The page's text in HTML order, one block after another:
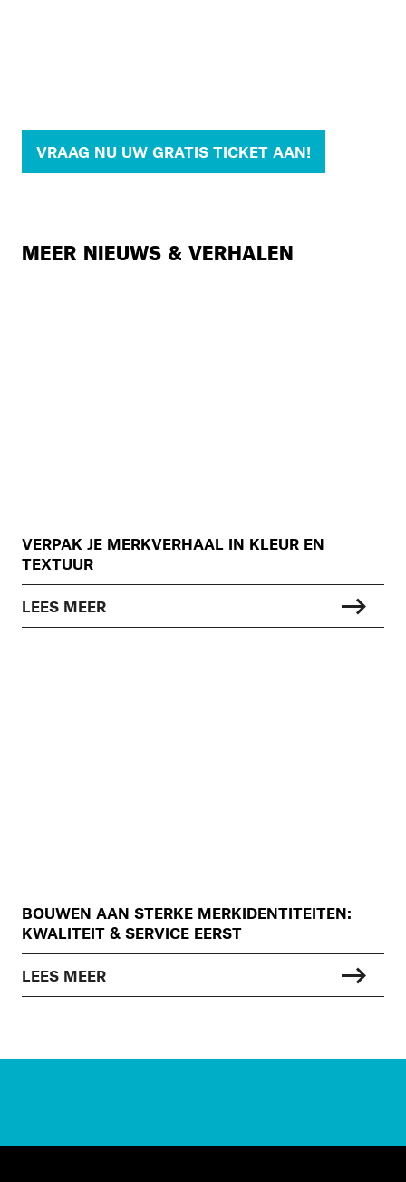
VRAAG NU UW GRATIS TICKET AAN!
MEER NIEUWS & VERHALEN
VERPAK JE MERKVERHAAL IN KLEUR EN
TEXTUUR
LEES MEER
BOUWEN AAN STERKE MERKIDENTITEITEN:
KWALITEIT & SERVICE EERST
LEES MEER